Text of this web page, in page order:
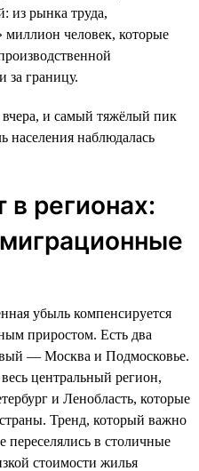
из рынка труда,
миллион человек, которые
за границу.
вчера, и самый тяжёлый пик
населения наблюдалась
в регионах:
убыль компенсируется
приростом. Есть два
— Москва и Подмосковье.
центральный регион,
и Ленобласть, которые
страны. Тренд, который важно
переселялись в столичные
стоимости жилья